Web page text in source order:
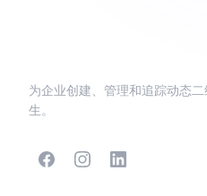
为企业创建、管理和追踪动态
生。